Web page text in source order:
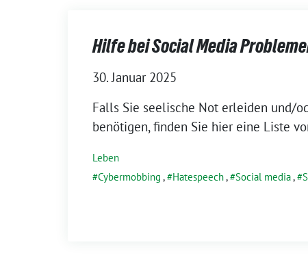
Hilfe bei Social Media
30. Januar 2025
Falls Sie seelische Not erleiden und/
benötigen, finden Sie hier eine Liste
Leben
Cybermobbing , Hatespeech, Social media,